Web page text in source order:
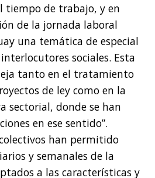
tiempo de trabajo, y en
de la jornada laboral
una temática de especial
sociales. Esta
tanto en el tratamiento
de ley como en la
sectorial, donde se han
en ese sentido”.
han permitido
y semanales de la
a las características y